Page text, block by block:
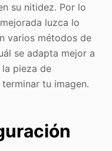
su nitidez. Por lo
luzca lo
varios métodos de
se adapta mejor a
pieza de
tu imagen.